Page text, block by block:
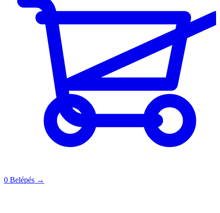
0 Belépés →